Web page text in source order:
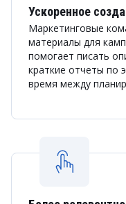
Ускоренное
Маркетинговые
материалы для
помогает писать
краткие отчеты по
время между